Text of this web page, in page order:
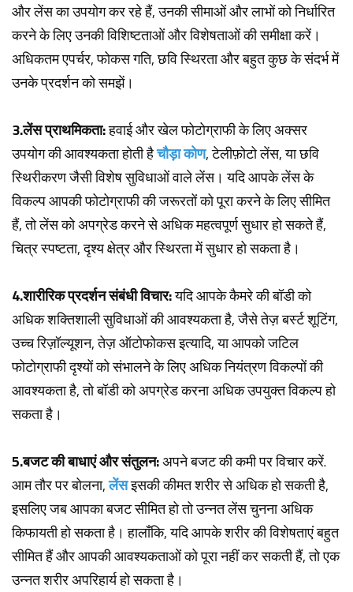
और लेंस का उपयोग कर रहे हैं, उनकी सीमाओं और लाभों को निर्धारित
करने के लिए उनकी विशिष्टताओं और विशेषताओं की समीक्षा करें।
अधिकतम एपर्चर, फोकस गति, छवि स्थिरता और बहुत कुछ के संदर्भ में
उनके प्रदर्शन को समझें।
3.लेंस प्राथमिकता:हवाई और खेल फोटोग्राफी के लिए अक्सर
उपयोग की आवश्यकता होती हैचौड़ा कोण, टेलीफ़ोटो लेंस, या छवि
स्थिरीकरण जैसी विशेष सुविधाओं वाले लेंस।यदि आपके लेंस के
विकल्प आपकी फोटोग्राफी की जरूरतों को पूरा करने के लिए सीमित
हैं, तो लेंस को अपग्रेड करने से अधिक महत्वपूर्ण सुधार हो सकते हैं,
चित्र स्पष्टता, दृश्य क्षेत्र और स्थिरता में सुधार हो सकता है।
4.शारीरिक प्रदर्शन संबंधी विचार:यदि आपके कैमरे की बॉडी को
अधिक शक्तिशाली सुविधाओं की आवश्यकता है, जैसे तेज़ बर्स्ट शूटिंग,
उच्च रिज़ॉल्यूशन, तेज़ ऑटोफोकस इत्यादि, या आपको जटिल
फोटोग्राफी दृश्यों को संभालने के लिए अधिक नियंत्रण विकल्पों की
आवश्यकता है, तो बॉडी को अपग्रेड करना अधिक उपयुक्त विकल्प हो
सकता है।
5.बजट की बाधाएं और संतुलन:अपने बजट की कमी पर विचार करें.
आम तौर पर बोलना,लेंसइसकी कीमत शरीर से अधिक हो सकती है,
इसलिए जब आपका बजट सीमित हो तो उन्नत लेंस चुनना अधिक
किफायती हो सकता है।हालाँकि, यदि आपके शरीर की विशेषताएं बहुत
सीमित हैं और आपकी आवश्यकताओं को पूरा नहीं कर सकती हैं, तो एक
उन्नत शरीर अपरिहार्य हो सकता है।